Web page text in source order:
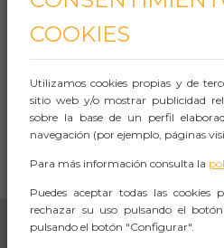
BARCELONA
CÓMO LLEGAR
COOKIES
Utilizamos cookies propias y de
sitio web y/o mostrar publicidad
sobre la base de un perfil
navegación (por ejemplo, páginas
Para más información consulta la
Puedes aceptar todas las cookies
rechazar su uso pulsando el
pulsando el botón "Configurar".